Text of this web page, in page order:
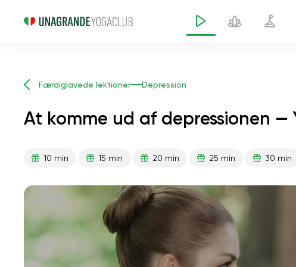
Færdiglavede lektioner Depression
At komme ud af depressionen
10 min 15 min 20 min 25 min 30 min